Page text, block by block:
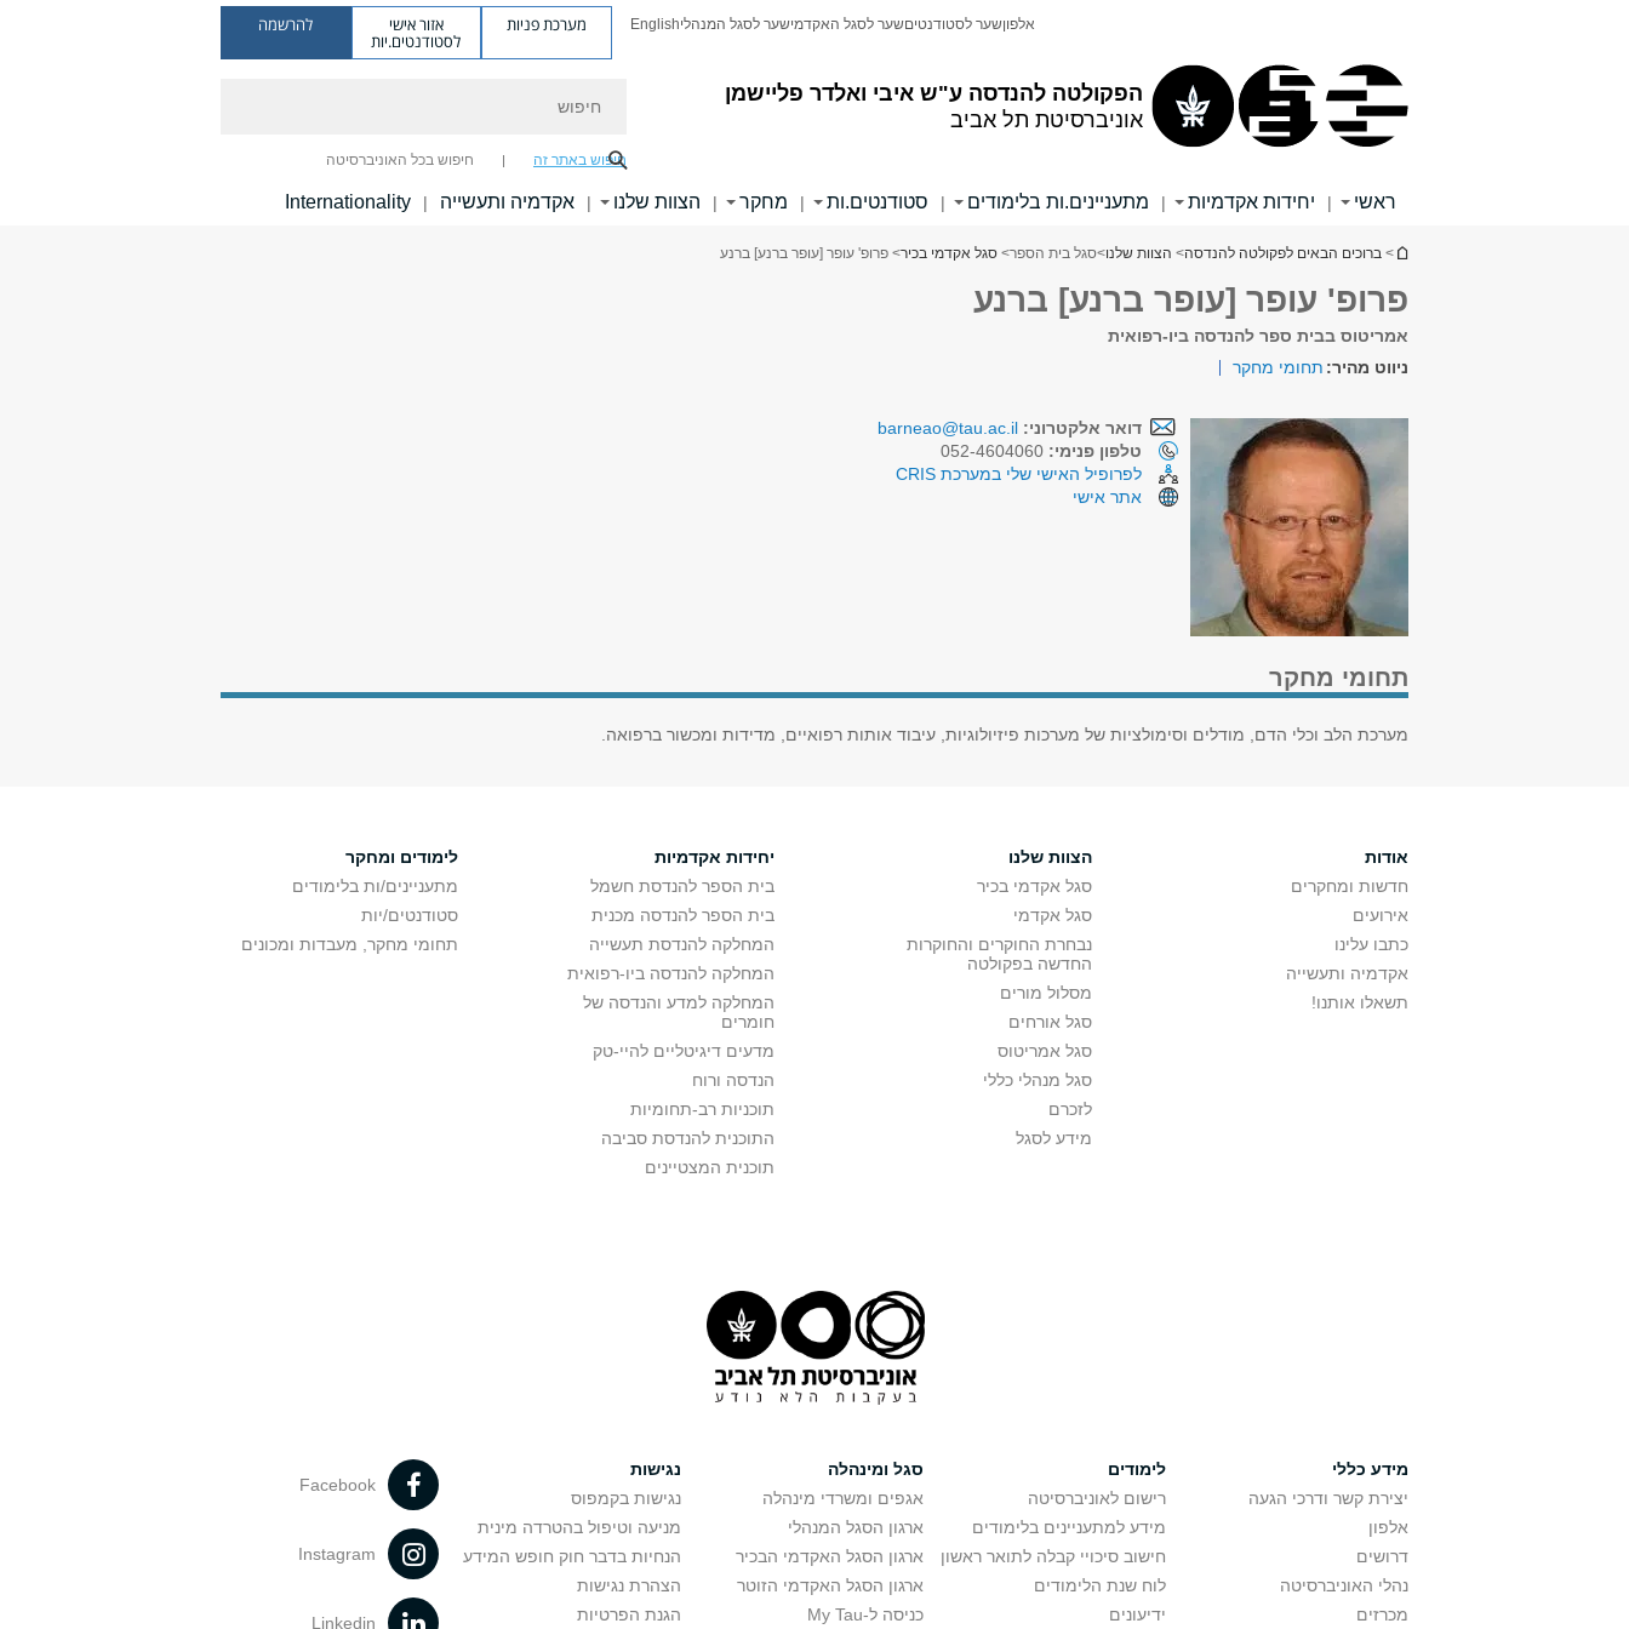
הפקולטה להנדסה ע"ש איבי ואלדר פליישמן
אוניברסיטת תל אביב
אלפוןשער לסטודנטיםשער לסגל האקדמישער לסגל המנהליEnglish מערכת פניות אזור אישי
לסטודנטים.יות
להרשמה
חיפוש באתר זה חיפוש בכל האוניברסיטה
ראשי | יחידות אקדמיות | מתעניינים.ות בלימודים | סטודנטים.ות | מחקר | הצוות שלנו | אקדמיה ותעשייה |
Internationality
הינך נמצא כאן
> ברוכים הבאים לפקולטה להנדסה> הצוות שלנו>סגל בית הספר> סגל אקדמי בכיר> פרופ' עופר [עופר ברנע] ברנע
פרופ' עופר [עופר ברנע] ברנע
אמריטוס בבית ספר להנדסה ביו-רפואית
ניווט מהיר: תחומי מחקר
דואר אלקטרוני: barneao@tau.ac.il
טלפון פנימי:
לפרופיל האישי שלי במערכת CRIS
אתר אישי
תחומי מחקר
מערכת הלב וכלי הדם, מודלים וסימולציות של מערכות פיזיולוגיות, עיבוד אותות רפואיים, מדידות ומכשור ברפואה.
אודות
חדשות ומחקרים
אירועים
כתבו עלינו
אקדמיה ותעשייה
תשאלו אותנו!
הצוות שלנו
סגל אקדמי בכיר
סגל אקדמי
נבחרת החוקרים והחוקרות
החדשה בפקולטה
מסלול מורים
סגל אורחים
סגל אמריטוס
סגל מנהלי כללי
לזכרם
מידע לסגל
יחידות אקדמיות
בית הספר להנדסת חשמל
בית הספר להנדסה מכנית
המחלקה להנדסת תעשייה
המחלקה להנדסה ביו-רפואית
המחלקה למדע והנדסה של
חומרים
מדעים דיגיטליים להיי-טק
הנדסה ורוח
תוכניות רב-תחומיות
התוכנית להנדסת סביבה
תוכנית המצטיינים
לימודים ומחקר
מתעניינים/ות בלימודים
סטודנטים/יות
תחומי מחקר, מעבדות ומכונים
מידע כללי
יצירת קשר ודרכי הגעה
אלפון
דרושים
נהלי האוניברסיטה
מכרזים
לימודים
רישום לאוניברסיטה
מידע למתעניינים בלימודים
חישוב סיכויי קבלה לתואר ראשון
לוח שנת הלימודים
ידיעונים
סגל ומינהלה
אגפים ומשרדי מינהלה
ארגון הסגל המנהלי
ארגון הסגל האקדמי הבכיר
ארגון הסגל האקדמי הזוטר
כניסה ל-My Tau
נגישות
נגישות בקמפוס
מניעה וטיפול בהטרדה מינית
הנחיות בדבר חוק חופש המידע
הצהרת נגישות
הגנת הפרטיות
Facebook
Instagram
Linkedin